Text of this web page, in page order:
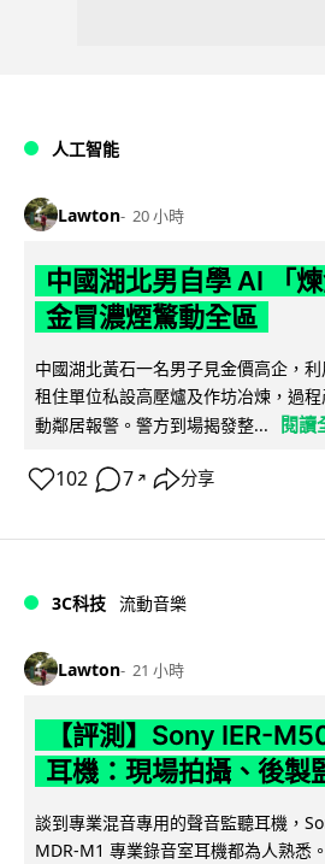
人工智能
Lawton 20 小時
中國湖北男自學 AI 「
金冒濃煙驚動全區
中國湖北黃石一名男子見金價高企，
租住單位私設高壓爐及作坊冶煉，過
動鄰居報警。警方到場揭發整...
閱讀
102 7 ↗ 分享
3C科技 流動音樂
Lawton 21 小時
【評測】Sony IER-
耳機：現場拍攝、後製
談到專業混音專用的聲音監聽耳機，
MDR-M1 專業錄音室耳機都為人熟悉